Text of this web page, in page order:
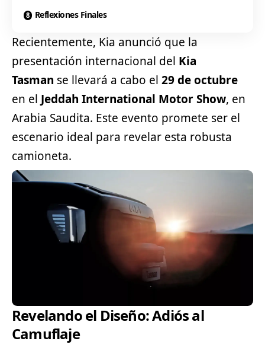
Reflexiones Finales
Recientemente, Kia anunció que la
presentación internacional del Kia
Tasman se llevará a cabo el 29 de octubre
en el Jeddah International Motor Show, en
Arabia Saudita. Este evento promete ser el
escenario ideal para revelar esta robusta
camioneta.
Revelando el Diseño: Adiós al
Camuflaje